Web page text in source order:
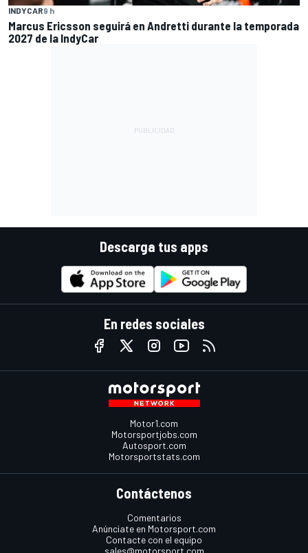
INDYCAR9 h
Marcus Ericsson seguirá en Andretti durante la temporada
2027 de la IndyCar
Descarga tus apps
En redes sociales
Motor1.com
Motorsportjobs.com
Autosport.com
Motorsportstats.com
Contáctenos
Comentarios
Anúnciate en Motorsport.com
Contacte con el equipo
sales@motorsport.com